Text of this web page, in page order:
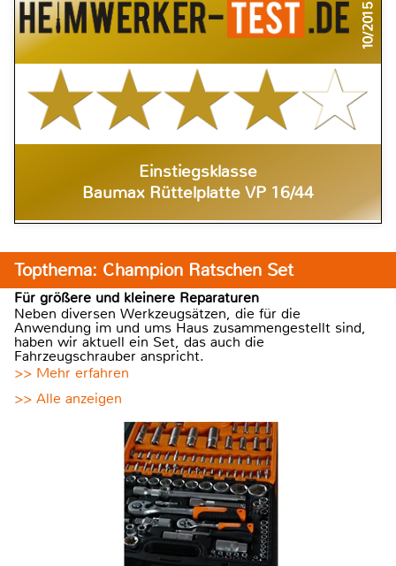
10/2015
Einstiegsklasse
Baumax Rüttelplatte VP 16/44
Topthema: Champion Ratschen Set
Für größere und kleinere Reparaturen
Neben diversen Werkzeugsätzen, die für die
Anwendung im und ums Haus zusammengestellt sind,
haben wir aktuell ein Set, das auch die
Fahrzeugschrauber anspricht.
>> Mehr erfahren
>> Alle anzeigen